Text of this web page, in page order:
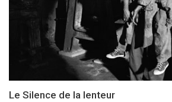
Le Silence de la lenteur